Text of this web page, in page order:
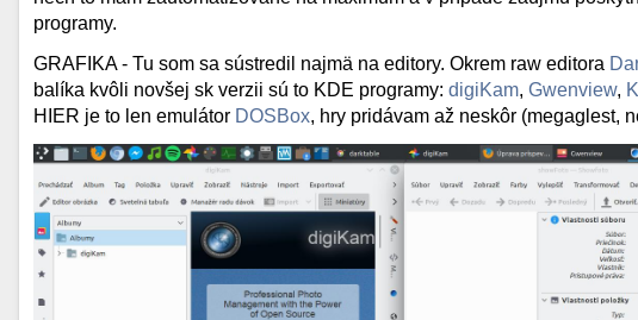
programy.
GRAFIKA - Tu som sa sústredil najmä na editory. Okrem raw editora
balíka kvôli novšej sk verzii sú to KDE programy: digiKam, Gwenview,
HIER je to len emulátor DOSBox, hry pridávam až neskôr (megaglest,